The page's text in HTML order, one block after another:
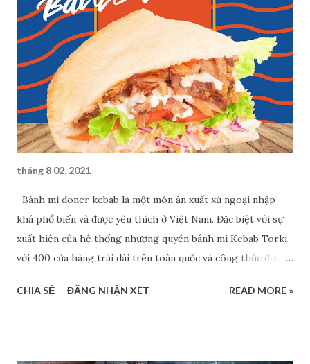
tháng 8 02, 2021
Bánh mì doner kebab là một món ăn xuất xứ ngoại nhập
khá phổ biến và được yêu thích ở Việt Nam. Đặc biệt với sự
xuất hiện của hệ thống nhượng quyền bánh mì Kebab Torki
với 400 cửa hàng trải dài trên toàn quốc và công thức được
kebab ngày càng thêm được ưa chuộng và được nhiều người
CHIA SẺ ĐĂNG NHẬN XÉT READ MORE »